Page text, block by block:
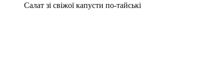
Салат зі свіжої капусти по-тайські